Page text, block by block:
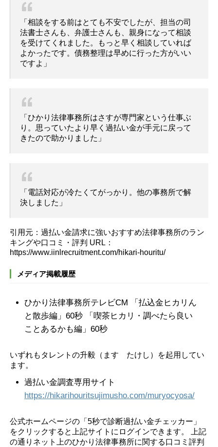
「相談をする前はとても不安でしたが、担当の司
法書士さんも、弁護士さんも、親身になって相談
を受けてくれました。もっと早く相談していれば
よかったです。債務整理は早めに行った方がいい
ですよ」
「ひかり法律事務所はさすが専門家という仕事ぶ
り。思っていたより早く過払い金が手元に戻って
きたので助かりました」
「電話対応が冷たくてがっかり。他の事務所で解
決しました」
引用元：過払い金請求に強いおすすめ法律事務所のラン
キングや口コミ・評判 URL：
https://www.iinlrecruitment.com/hikari-houritu/
メディア掲載履歴
ひかり法律事務所テレビCM
「払込金ヒカリん
と散歩編」60秒 「喫茶ヒカリ・調べたら良い
ことあるかも編」60秒
いずれもタレントの升毅（ます たけし）を起用してい
ます。
過払い金調査専用サイト
https://hikarihouritsujimusho.com/muryocyosa/
公式ホームページの「5秒で診断過払い金チェッカー」
をクリックすると上記サイトにログインできます。
上記
の通りネット上のひかり法律事務所に関する口コミ評判